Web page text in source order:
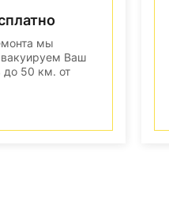
мы
Ваш
до 50 км. от